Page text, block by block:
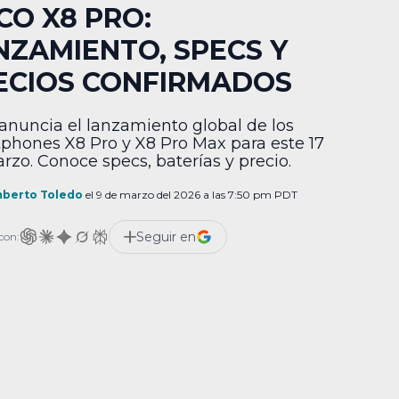
X8 PRO:
SPECS Y
CONFIRMADOS
el lanzamiento global de los
X8 Pro y X8 Pro Max para este 17
Conoce specs, baterías y precio.
Toledo el 9 de marzo del 2026 a las 7:50 pm PDT
Seguir en